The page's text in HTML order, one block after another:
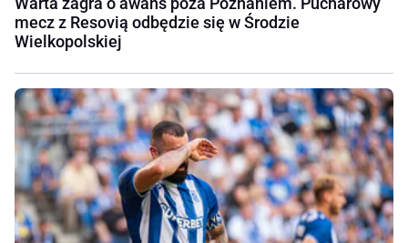
mecz z Resovią odbędzie się w Środzie
Wielkopolskiej